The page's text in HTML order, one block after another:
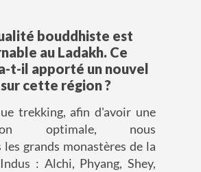
bouddhiste est
au Ladakh. Ce
t-il apporté un nouvel
cette région ?
trekking, afin d'avoir une
optimale, nous
les grands monastères de la
: Alchi, Phyang, Shey,